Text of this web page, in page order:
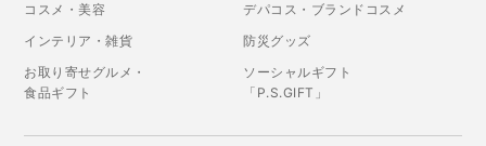
コスメ・美容
デパコス・ブランドコスメ
インテリア・雑貨
防災グッズ
お取り寄せグルメ・
食品ギフト
ソーシャルギフト
「P.S.GIFT」